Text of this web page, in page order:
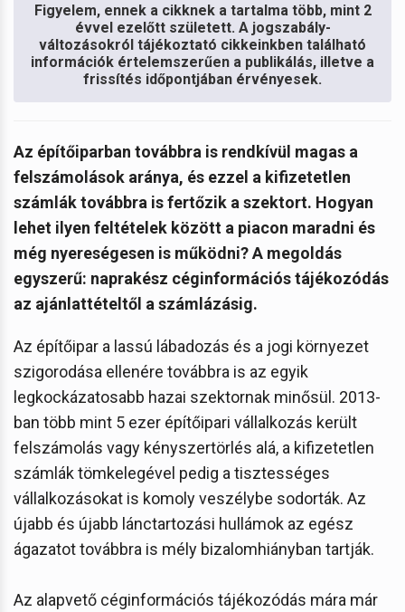
Figyelem, ennek a cikknek a tartalma több, mint 2
évvel ezelőtt született. A jogszabály-
változásokról tájékoztató cikkeinkben található
információk értelemszerűen a publikálás, illetve a
frissítés időpontjában érvényesek.
Az építőiparban továbbra is rendkívül magas a
felszámolások aránya, és ezzel a kifizetetlen
számlák továbbra is fertőzik a szektort. Hogyan
lehet ilyen feltételek között a piacon maradni és
még nyereségesen is működni? A megoldás
egyszerű: naprakész céginformációs tájékozódás
az ajánlattételtől a számlázásig.
Az építőipar a lassú lábadozás és a jogi környezet
szigorodása ellenére továbbra is az egyik
legkockázatosabb hazai szektornak minősül. 2013-
ban több mint 5 ezer építőipari vállalkozás került
felszámolás vagy kényszertörlés alá, a kifizetetlen
számlák tömkelegével pedig a tisztességes
vállalkozásokat is komoly veszélybe sodorták. Az
újabb és újabb lánctartozási hullámok az egész
ágazatot továbbra is mély bizalomhiányban tartják.
Az alapvető céginformációs tájékozódás mára már